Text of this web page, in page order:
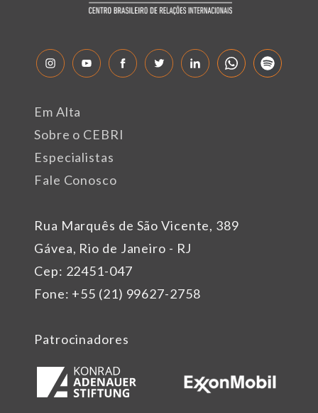
Rua Marquês de São Vicente, 389
Gávea, Rio de Janeiro - RJ
Cep: 22451-047
Fone: +55 (21) 99627-2758
Em Alta
Sobre o CEBRI
Especialistas
Fale Conosco
Patrocinadores